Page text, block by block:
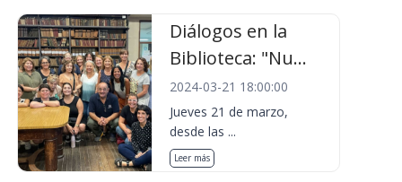
Diálogos en la
Biblioteca: "Nu...
2024-03-21 18:00:00
Jueves 21 de marzo,
desde las ...
Leer más